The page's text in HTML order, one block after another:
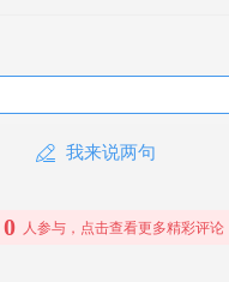
我来说两句
0 人参与，点击查看更多精彩评论